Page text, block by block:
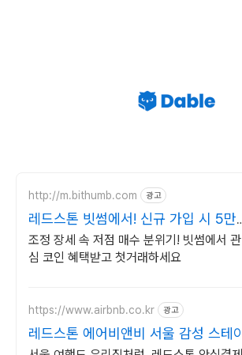
http://m.bithumb.com 광고
레드스톤 빗썸에서! 신규 가입 시 5만
원 혜택
조정 장세 속 저점 매수 분위기! 빗썸에서 관
심 코인 혜택받고 첫거래하세요
https://www.airbnb.co.kr 광고
레드스톤 에어비앤비 서울 감성 스테이